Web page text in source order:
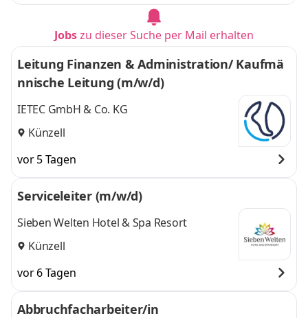
Jobszu dieser Suche per Mail erhalten
Leitung Finanzen & Administration/ Kaufmä
nnische Leitung (m/w/d)
IETEC GmbH & Co. KG
Künzell
vor 5 Tagen
Serviceleiter (m/w/d)
Sieben Welten Hotel & Spa Resort
Künzell
vor 6 Tagen
Abbruchfacharbeiter/in